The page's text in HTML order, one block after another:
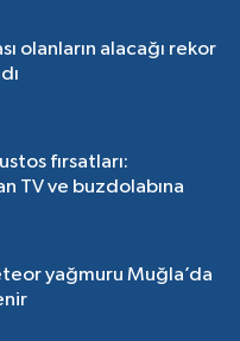
olanların alacağı rekor
fırsatları:
TV ve buzdolabına
yağmuru Muğla’da